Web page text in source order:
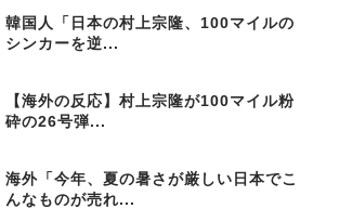
韓国人「日本の村上宗隆、100マイルの
シンカーを逆...
【海外の反応】村上宗隆が100マイル粉
砕の26号弾...
海外「今年、夏の暑さが厳しい日本でこ
んなものが売れ...